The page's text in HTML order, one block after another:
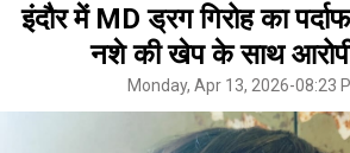
इंदौर में MD ड्रग गिरोह का
नशे की खेप के साथ आरोपी
Monday, Apr 13, 2026-08:23